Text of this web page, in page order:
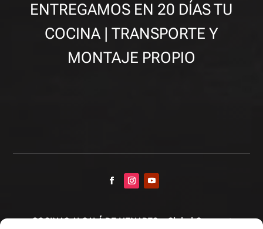
ENTREGAMOS EN 20 DÍAS TU
COCINA | TRANSPORTE Y
MONTAJE PROPIO
COCINAS ALCALÁ DE HENARES – Global Compact